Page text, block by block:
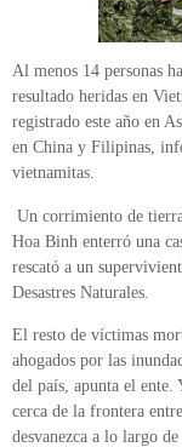
Al menos 14 personas
resultado heridas en
registrado este año en
en China y Filipinas,
vietnamitas.
Un corrimiento de
Hoa Binh enterró una
rescató a un
Desastres Naturales.
El resto de víctimas
ahogados por las
del país, apunta el ente.
cerca de la frontera
desvanezca a lo largo